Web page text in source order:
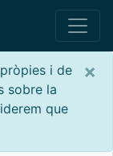
×
pròpies i de
sobre la
que